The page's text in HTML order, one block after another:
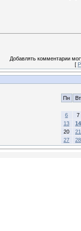
Добавлять комментарии
[
Пн Вт
6
7
13
14
20
21
27
28